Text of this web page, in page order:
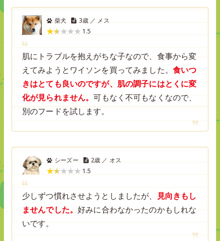
柴犬
3歳 ／ メス
1.5
肌にトラブルを抱えがちな子なので、食事から変
えてみようとワイソンを買ってみました。 食いつ
きはとても良いのですが、肌の調子にはとくに変
化が見られません。可もなく不可もなくなので、
別のフードを試します。
シーズー
2歳 ／ オス
1.5
少しずつ慣れさせようとしましたが、
見向きもし
ませんでした。好みに合わなかったのかもしれな
いです。